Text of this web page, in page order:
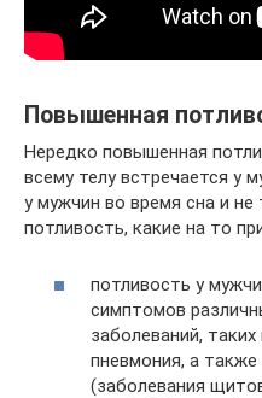
Повышенная
Нередко повышенная
всему телу встречается у
у мужчин во время сна и не
потливость, какие на то
потливость у
симптомов
заболеваний,
пневмония, а
(заболевания